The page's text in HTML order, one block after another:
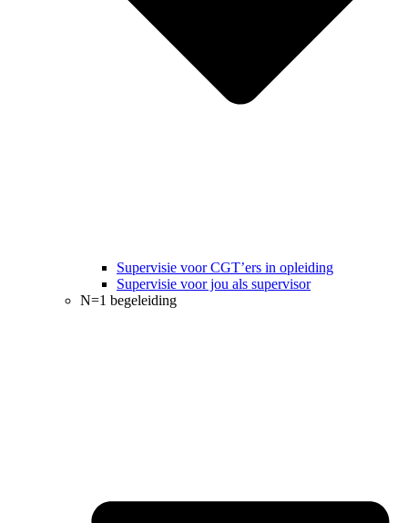
Supervisie voor CGT’ers in opleiding
Supervisie voor jou als supervisor
N=1 begeleiding